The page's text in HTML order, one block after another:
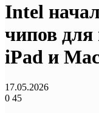
Intel
чипов для
iPad и
17.05.2026
0 45